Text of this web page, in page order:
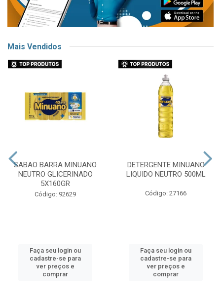
Mais Vendidos
SABAO BARRA MINUANO
NEUTRO GLICERINADO
5X160GR
Código: 92629
Faça seu login ou
cadastre-se para
ver preços e
comprar
DETERGENTE MINUANO
LIQUIDO NEUTRO 500ML
Código: 27166
Faça seu login ou
cadastre-se para
ver preços e
comprar